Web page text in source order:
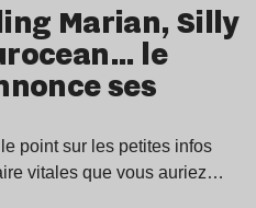
Marian, Silly
le
ses
point sur les petites infos
vitales que vous auriez…